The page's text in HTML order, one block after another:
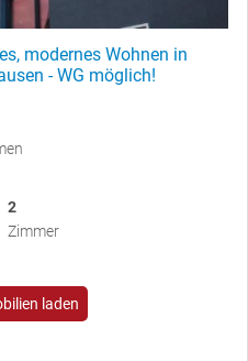
modernes Wohnen in
- WG möglich!
2
Zimmer
laden